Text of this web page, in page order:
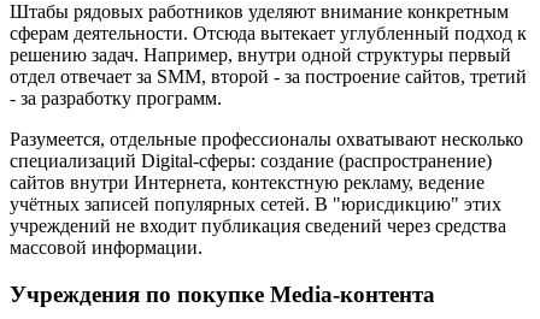
Штабы рядовых работников уделяют внимание конкретным
сферам деятельности. Отсюда вытекает углубленный подход к
решению задач. Например, внутри одной структуры первый
отдел отвечает за SMM, второй - за построение сайтов, третий
- за разработку программ.
Разумеется, отдельные профессионалы охватывают несколько
специализаций Digital-сферы: создание (распространение)
сайтов внутри Интернета, контекстную рекламу, ведение
учётных записей популярных сетей. В "юрисдикцию" этих
учреждений не входит публикация сведений через средства
массовой информации.
Учреждения по покупке Media-контента